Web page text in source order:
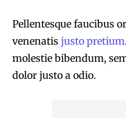
Pellentesque faucibus
venenatis justo pretium
molestie bibendum,
dolor justo a odio.